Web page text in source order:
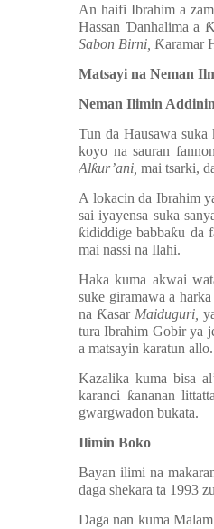
An haifi Ibrahim a
Hassan Ɗanhalima a
Sabon Birni, Ƙaramar
Matsayi na Neman
Neman Ilimin
Tun da Hausawa suka
koyo na sauran
Alƙur’ani, mai tsarki,
A lokacin da Ibrahim
sai iyayensa suka
ƙididdige babbaƙu da
mai nassi na Ilahi.
Haka kuma akwai
suke giramawa a
na Ƙasar Maiduguri,
tura Ibrahim Gobir ya
a matsayin karatun allo.
Kazalika kuma bisa
karanci ƙananan
gwargwadon bukata.
Ilimin Boko
Bayan ilimi na
daga shekara ta 1993
Daga nan kuma